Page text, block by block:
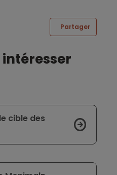
Partager
cible des